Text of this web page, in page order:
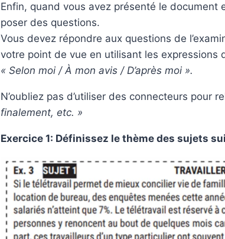
Enfin, quand vous avez présenté le document
poser des questions.
Vous devez répondre aux questions de
votre point de vue en utilisant les expressions
« Selon moi / À mon avis / D’après moi ».
N’oubliez pas d’utiliser des connecteurs pour
finalement, etc. »
Exercice 1: Définissez le thème des sujets